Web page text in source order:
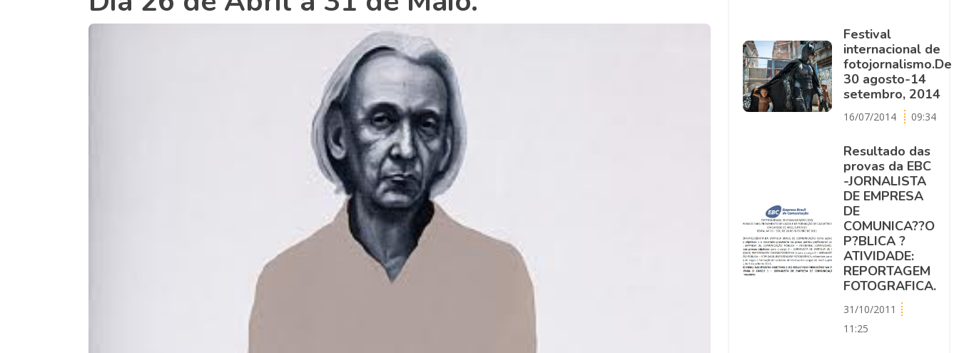
Festival
internacional de
fotojornalismo.De
30 agosto-14
setembro, 2014
16/07/2014 09:34
Resultado das
provas da EBC
-JORNALISTA
DE EMPRESA
DE
COMUNICA??O
P?BLICA ?
ATIVIDADE:
REPORTAGEM
FOTOGRAFICA.
31/10/2011
11:25